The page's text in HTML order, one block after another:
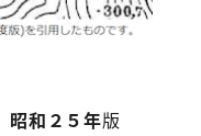
昭和２５年版